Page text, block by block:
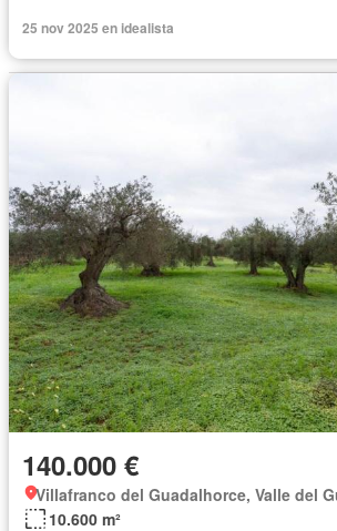
25 nov 2025 en idealista
140.000 €
Villafranco del Guadalhorce, Valle del
10.600 m²